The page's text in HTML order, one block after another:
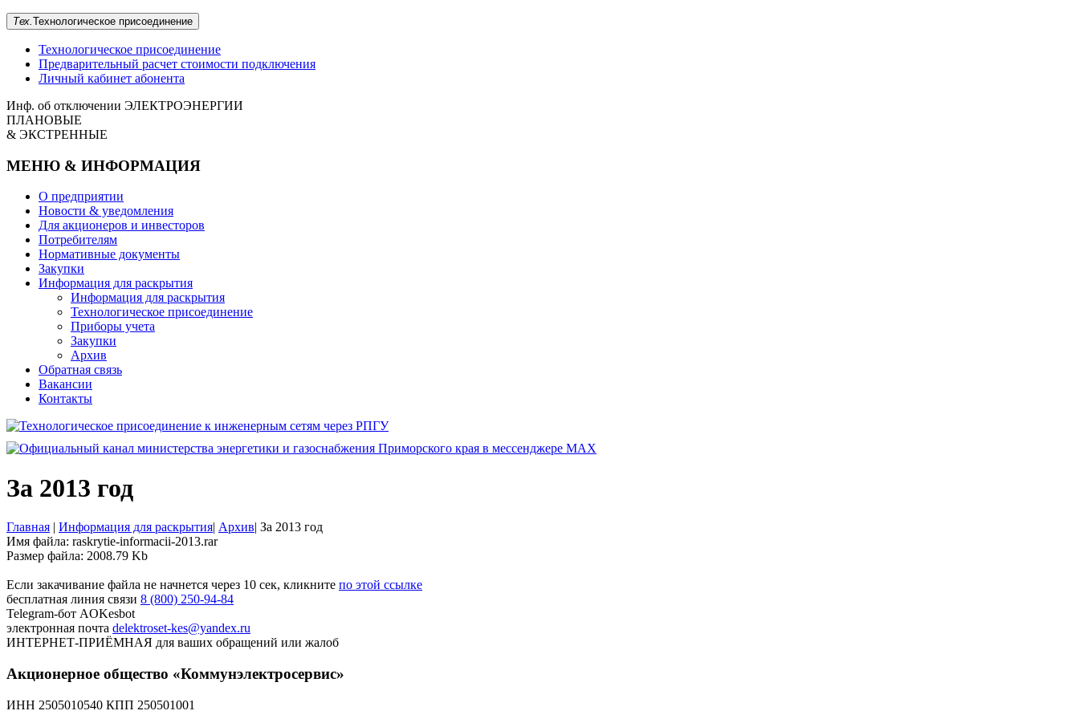
Тех.Технологическое присоединение
Технологическое присоединение
Предварительный расчет стоимости подключения
Личный кабинет абонента
Инф. об отключении ЭЛЕКТРОЭНЕРГИИ
ПЛАНОВЫЕ
& ЭКСТРЕННЫЕ
МЕНЮ & ИНФОРМАЦИЯ
О предприятии
Новости & уведомления
Для акционеров и инвесторов
Потребителям
Нормативные документы
Закупки
Информация для раскрытия
Информация для раскрытия
Технологическое присоединение
Приборы учета
Закупки
Архив
Обратная связь
Вакансии
Контакты
За 2013 год
Главная | Информация для раскрытия| Архив| За 2013 год
Имя файла: raskrytie-informacii-2013.rar
Размер файла: 2008.79 Kb
Если закачивание файла не начнется через 10 сек, кликните по этой ссылке
бесплатная линия связи 8 (800) 250-94-84
Telegram-бот AOKesbot
электронная почта delektroset-kes@yandex.ru
ИНТЕРНЕТ-ПРИЁМНАЯ для ваших обращений или жалоб
Акционерное общество «Коммунэлектросервис»
ИНН 2505010540 КПП 250501001